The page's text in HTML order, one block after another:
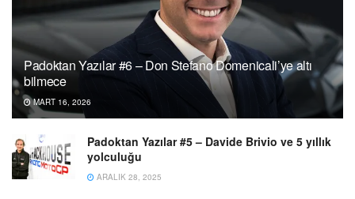
Padoktan Yazılar #6 – Don Stefano Domenicali’ye altı
bilmece
MART 16, 2026
Padoktan Yazılar #5 – Davide Brivio ve 5 yıllık
yolculuğu
ARALIK 28, 2025